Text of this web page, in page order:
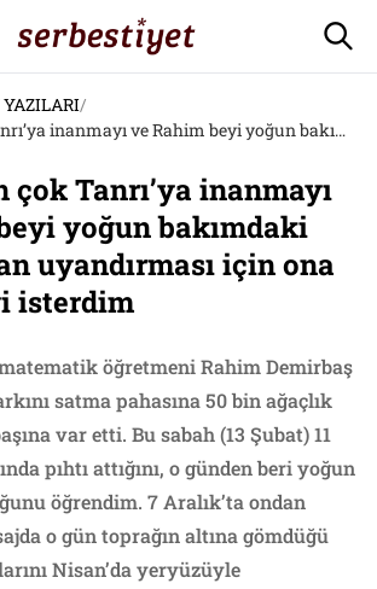
/
Bu anda en çok Tanrı’ya inanmayı ve Rahim beyi yoğun bakımdaki uykusundan uyandırması için ona dua etmeyi isterdim
çok Tanrı’ya inanmayı
yoğun bakımdaki
uyandırması için ona
isterdim
öğretmeni Rahim Demirbaş
satma pahasına 50 bin ağaçlık
var etti. Bu sabah (13 Şubat) 11
pıhtı attığını, o günden beri yoğun
öğrendim. 7 Aralık’ta ondan
o gün toprağın altına gömdüğü
Nisan’da yeryüzüyle